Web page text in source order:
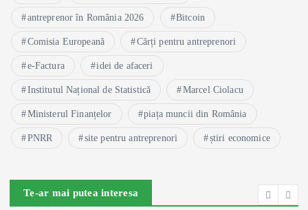
antreprenor în România 2026 Bitcoin
Comisia Europeană Cărți pentru antreprenori
e-Factura idei de afaceri
Institutul Național de Statistică Marcel Ciolacu
Ministerul Finanțelor piața muncii din România
PNRR site pentru antreprenori știri economice
Te-ar mai putea interesa